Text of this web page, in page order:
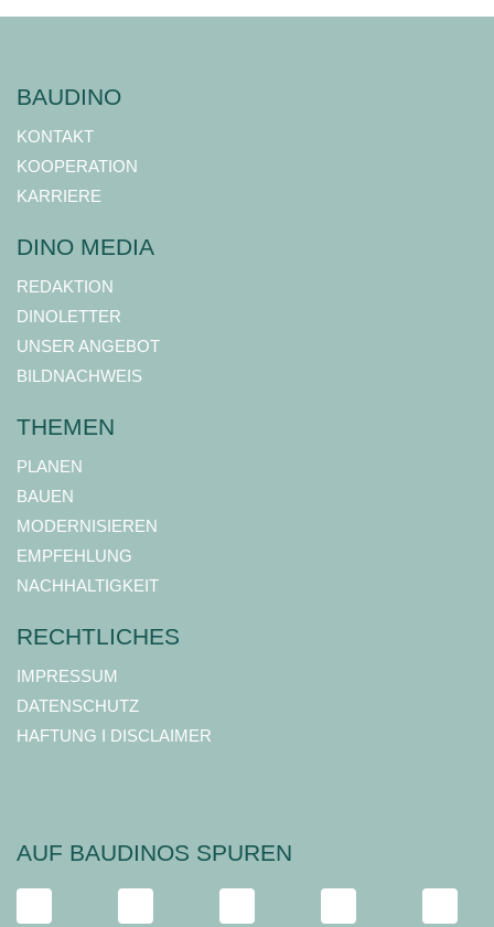
BAUDINO
KONTAKT
KOOPERATION
KARRIERE
DINO MEDIA
REDAKTION
DINOLETTER
UNSER ANGEBOT
BILDNACHWEIS
THEMEN
PLANEN
BAUEN
MODERNISIEREN
EMPFEHLUNG
NACHHALTIGKEIT
RECHTLICHES
IMPRESSUM
DATENSCHUTZ
HAFTUNG I DISCLAIMER
AUF BAUDINOS SPUREN